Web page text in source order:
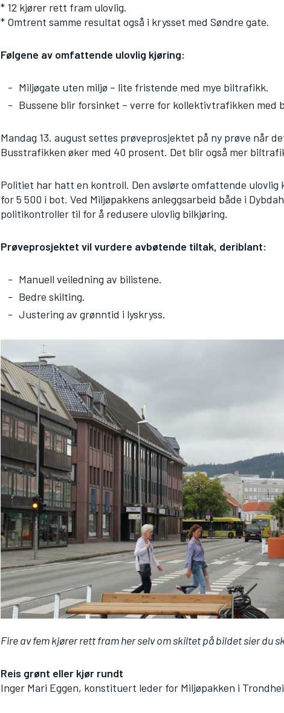
* 12 kjører rett fram ulovlig.
* Omtrent samme resultat også i krysset med Søndre gate.
Følgene av omfattende ulovlig kjøring:
Miljøgate uten miljø – lite fristende med mye biltrafikk.
Bussene blir forsinket – verre for kollektivtrafikken med
Mandag 13. august settes prøveprosjektet på ny prøve når
Busstrafikken øker med 40 prosent. Det blir også mer
Politiet har hatt en kontroll. Den avslørte omfattende ulovlig
for 5 500 i bot. Ved Miljøpakkens anleggsarbeid både i
politikontroller til for å redusere ulovlig bilkjøring.
Prøveprosjektet vil vurdere avbøtende tiltak, deriblant:
Manuell veiledning av bilistene.
Bedre skilting.
Justering av grønntid i lyskryss.
Fire av fem kjører rett fram her selv om skiltet på bildet sier du
Reis grønt eller kjør rundt
Inger Mari Eggen, konstituert leder for Miljøpakken i